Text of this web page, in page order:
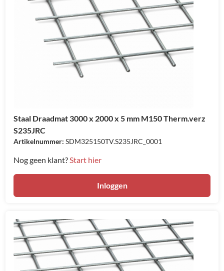
Staal Draadmat 3000 x 2000 x 5 mm M150 Therm.verz
S235JRC
Artikelnummer: SDM325150TV.S235JRC_0001
Nog geen klant?Start hier
Inloggen